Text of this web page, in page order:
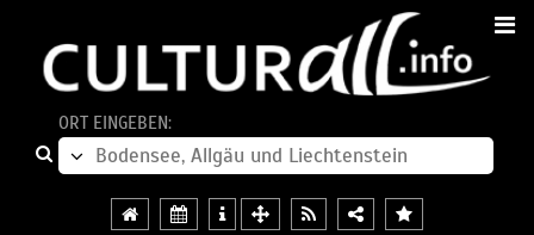
ORT EINGEBEN: